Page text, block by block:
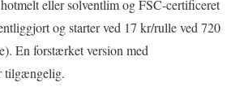
eller solventlim og FSC-certificeret
og starter ved 17 kr/rulle ved 720
En forstærket version med
tilgængelig.